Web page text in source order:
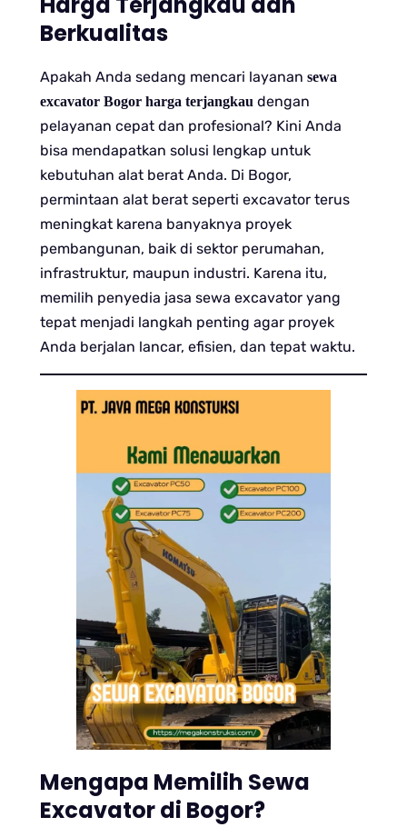
Berkualitas
Apakah Anda sedang mencari layanan sewa
excavator Bogor harga terjangkau dengan
pelayanan cepat dan profesional? Kini Anda
bisa mendapatkan solusi lengkap untuk
kebutuhan alat berat Anda. Di Bogor,
permintaan alat berat seperti excavator terus
meningkat karena banyaknya proyek
pembangunan, baik di sektor perumahan,
infrastruktur, maupun industri. Karena itu,
memilih penyedia jasa sewa excavator yang
tepat menjadi langkah penting agar proyek
Anda berjalan lancar, efisien, dan tepat waktu.
Mengapa Memilih Sewa
Excavator di Bogor?